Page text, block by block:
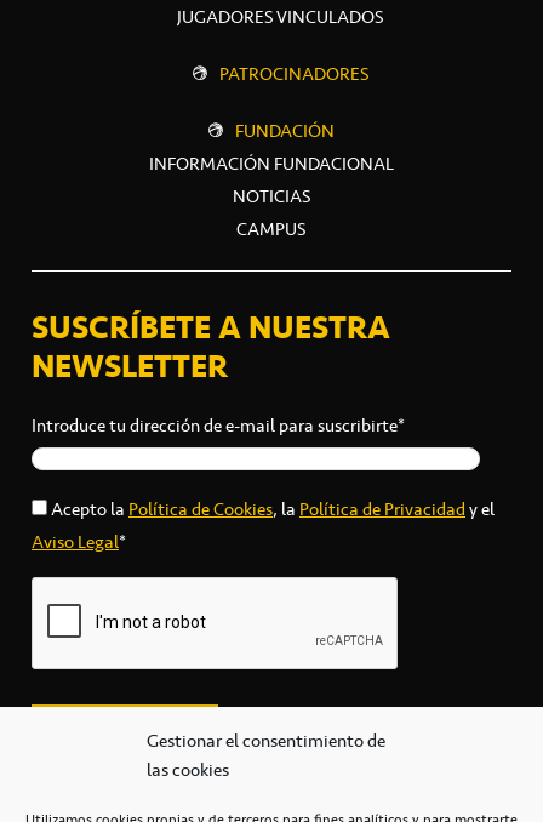
Gestionar el consentimiento de
las cookies
JUGADORES VINCULADOS
PATROCINADORES
FUNDACIÓN
INFORMACIÓN FUNDACIONAL
NOTICIAS
CAMPUS
SUSCRÍBETE A NUESTRA
NEWSLETTER
Introduce tu dirección de e-mail para suscribirte*
Acepto laPolítica de Cookies, laPolítica de Privacidady el
Aviso Legal*